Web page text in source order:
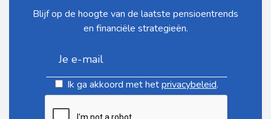
Blijf op de hoogte van de laatste pensioentrends
en financiële strategieën.
Ik ga akkoord met hetprivacybeleid.